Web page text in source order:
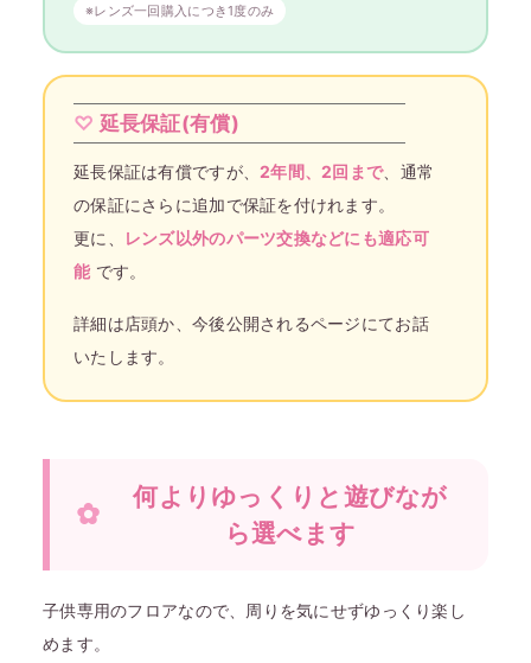
※レンズ一回購入につき1度のみ
延長保証(有償)
延長保証は有償ですが、2年間、2回まで、通常
の保証にさらに追加で保証を付けれます。
更に、
レンズ以外のパーツ交換などにも適応可
能です。
詳細は店頭か、今後公開されるページにてお話
いたします。
何よりゆっくりと遊びなが
ら選べます
子供専用のフロアなので、周りを気にせずゆっくり楽し
めます。